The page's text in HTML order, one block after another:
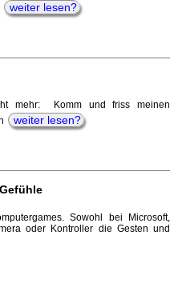
weiter lesen?
mehr: Komm und friss meinen
weiter lesen?
Sowohl bei Microsoft,
oder Kontroller die Gesten und